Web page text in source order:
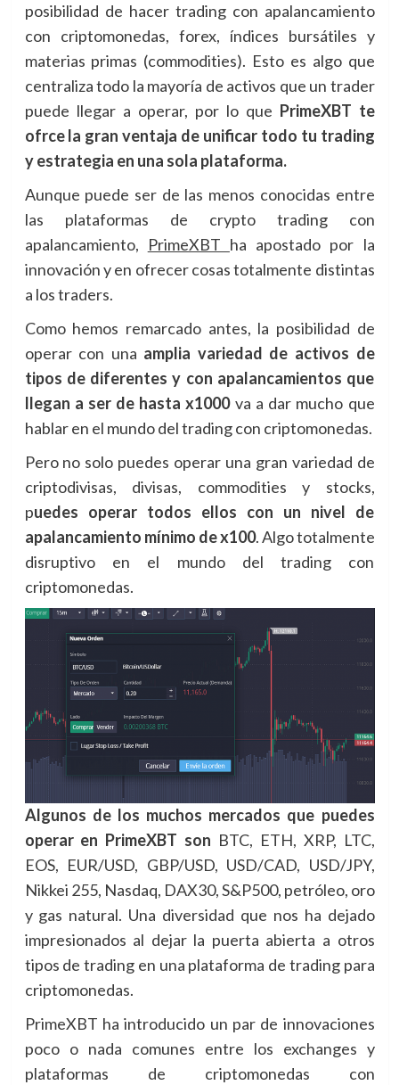
posibilidad de hacer trading con apalancamiento
con criptomonedas, forex, índices bursátiles y
materias primas (commodities). Esto es algo que
centraliza todo la mayoría de activos que un trader
puede llegar a operar, por lo que PrimeXBT te
ofrce la gran ventaja de unificar todo tu trading
y estrategia en una sola plataforma.
Aunque puede ser de las menos conocidas entre
las plataformas de crypto trading con
apalancamiento, PrimeXBT ha apostado por la
innovación y en ofrecer cosas totalmente distintas
a los traders.
Como hemos remarcado antes, la posibilidad de
operar con una amplia variedad de activos de
tipos de diferentes y con apalancamientos que
llegan a ser de hasta x1000va a dar mucho que
hablar en el mundo del trading con criptomonedas.
Pero no solo puedes operar una gran variedad de
criptodivisas, divisas, commodities y stocks,
puedes operar todos ellos con un nivel de
apalancamiento mínimo de x100. Algo totalmente
disruptivo en el mundo del trading con
criptomonedas.
Algunos de los muchos mercados que puedes
operar en PrimeXBT son BTC, ETH, XRP, LTC,
EOS, EUR/USD, GBP/USD, USD/CAD, USD/JPY,
Nikkei 255, Nasdaq, DAX30, S&P500, petróleo, oro
y gas natural. Una diversidad que nos ha dejado
impresionados al dejar la puerta abierta a otros
tipos de trading en una plataforma de trading para
criptomonedas.
PrimeXBT ha introducido un par de innovaciones
poco o nada comunes entre los exchanges y
plataformas de criptomonedas con